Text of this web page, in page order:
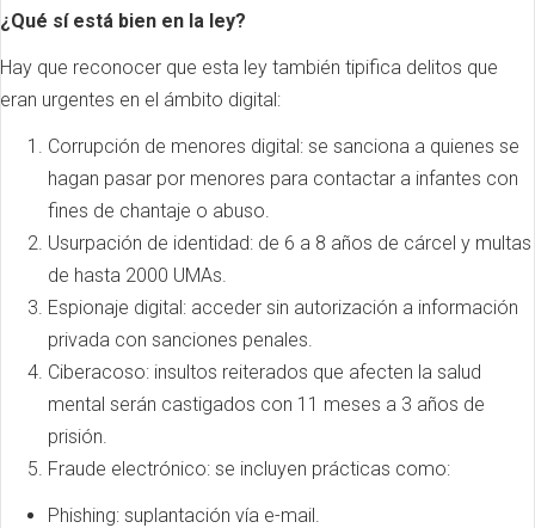
¿Qué sí está bien en la ley?
Hay que reconocer que esta ley también tipifica delitos que
eran urgentes en el ámbito digital:
Corrupción de menores digital: se sanciona a quienes se
hagan pasar por menores para contactar a infantes con
fines de chantaje o abuso.
Usurpación de identidad: de 6 a 8 años de cárcel y multas
de hasta 2000 UMAs.
Espionaje digital: acceder sin autorización a información
privada con sanciones penales.
Ciberacoso: insultos reiterados que afecten la salud
mental serán castigados con 11 meses a 3 años de
prisión.
Fraude electrónico: se incluyen prácticas como:
Phishing: suplantación vía e-mail.